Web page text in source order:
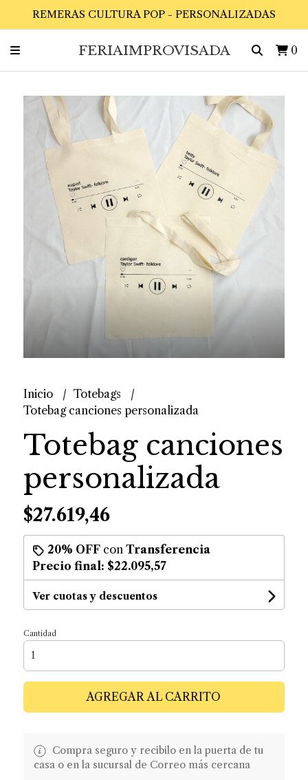
REMERAS CULTURA POP - PERSONALIZADAS
FERIAIMPROVISADA 0
Inicio
Totebags
Totebag canciones personalizada
Totebag canciones
personalizada
$27.619,46
20% OFFcon Transferencia
Precio final: $22.095,57
Ver cuotas y descuentos
Cantidad
AGREGAR AL CARRITO
Compra seguro y recibilo en la puerta de tu
casa o en la sucursal de Correo más cercana